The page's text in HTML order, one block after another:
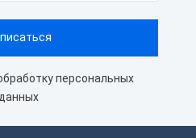
персональных
данных